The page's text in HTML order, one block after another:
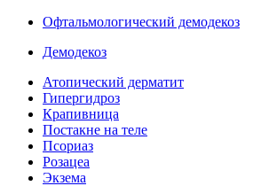
Офтальмологический демодекоз
Демодекоз
Атопический дерматит
Гипергидроз
Крапивница
Постакне на теле
Псориаз
Розацеа
Экзема